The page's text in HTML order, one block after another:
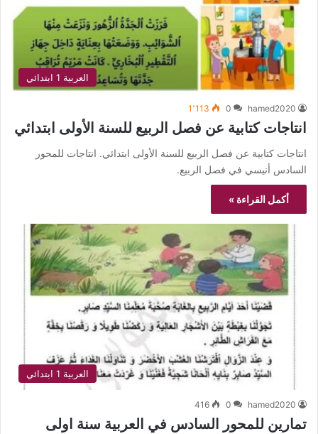
العربية 1 ابتدائي
hamed2020
0 1٬113
انتاجات كتابية عن فصل الربيع للسنة الأولى ابتدائي
انتاجات كتابية عن فصل الربيع للسنة الأولى ابتدائي. انتاجات للمحور
السادس أنيسي في فصل الربيع.
أكمل القراءة »
العربية 1 ابتدائي
hamed2020
0
416
تمارين للمحور السادس في العربية سنة اولى